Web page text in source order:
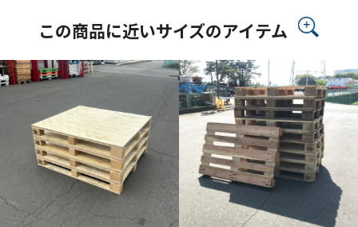
この商品に近いサイズのアイテム